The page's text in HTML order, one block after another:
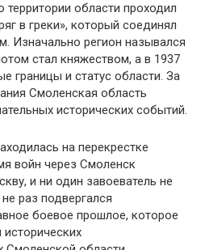
территории области проходил
в греки», который соединял
Изначально регион назывался
стал княжеством, а в 1937
границы и статус области. За
Смоленская область
исторических событий.
на перекрестке
войн через Смоленск
и ни один завоеватель не
раз подвергался
боевое прошлое, которое